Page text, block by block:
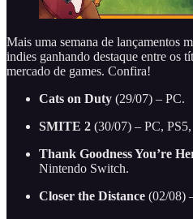
Mais uma semana de lançamentos
indies ganhando destaque entre os
mercado de games. Confira!
Cats on Duty (29/07) – PC.
SMITE 2 (30/07) – PC,
Thank Goodness You’re
Nintendo Switch.
Closer the Distance (02/08)